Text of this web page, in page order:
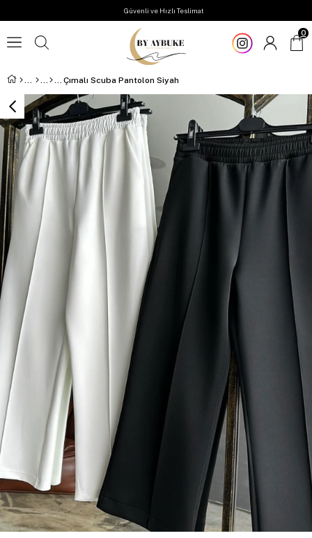
Güvenli ve Hızlı Teslimat
0
Çımalı Scuba Pantolon Siyah